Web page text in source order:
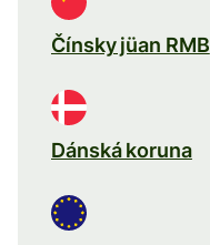
Čínsky jüan RMB
Dánská koruna